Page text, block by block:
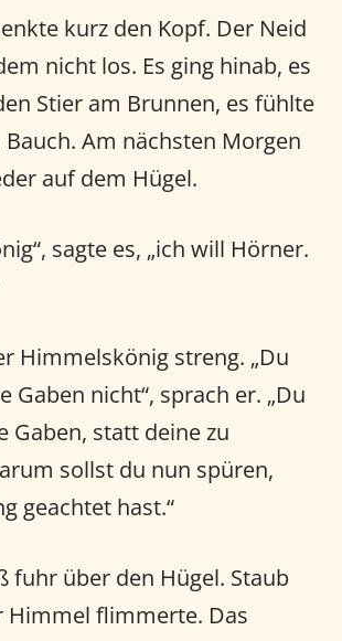
kurz den Kopf. Der Neid
nicht los. Es ging hinab, es
Stier am Brunnen, es fühlte
Am nächsten Morgen
auf dem Hügel.
sagte es, „ich will Hörner.
Himmelskönig streng. „Du
Gaben nicht“, sprach er. „Du
Gaben, statt deine zu
sollst du nun spüren,
geachtet hast.“
fuhr über den Hügel. Staub
Himmel flimmerte. Das